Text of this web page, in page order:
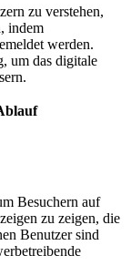
zu verstehen,
indem
werden.
um das digitale
Besuchern auf
zu zeigen, die
Benutzer sind